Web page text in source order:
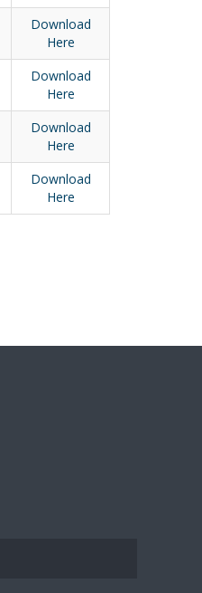
Download
Here
Download
Here
Download
Here
Download
Here